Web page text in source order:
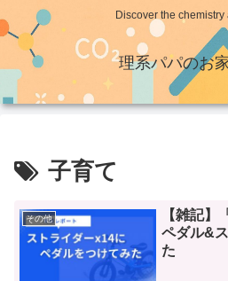
Discover the chemistry
理系パパのお
子育て
その他
【雑記】
ペダル&
た